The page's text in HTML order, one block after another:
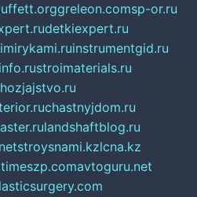
greleon.comsp-or.ru
detkiexpert.ru
instrumentgid.ru
stroimaterials.ru
chastnyjdom.ru
landshaftblog.ru
stroysnami.kzlcna.kz
timeszp.comavtoguru.net